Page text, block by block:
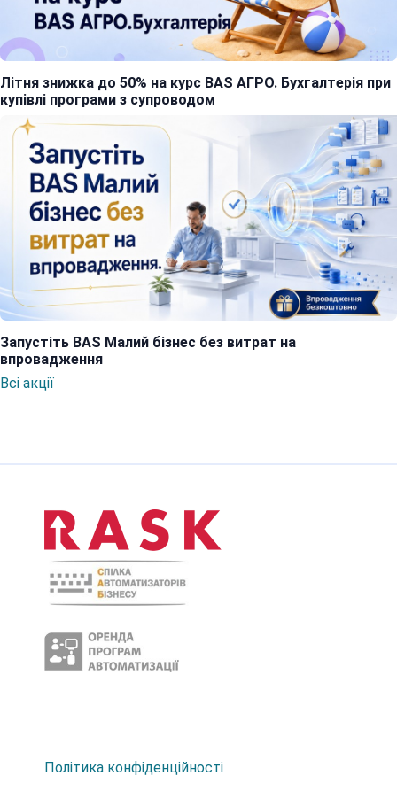
Літня знижка до 50% на курс BAS АГРО. Бухгалтерія при
купівлі програми з супроводом
Запустіть BAS Малий бізнес без витрат на
впровадження
Всі акції
Політика конфіденційності